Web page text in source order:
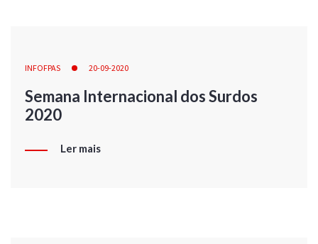
INFOFPAS 20-09-2020
Semana Internacional dos Surdos
2020
Ler mais